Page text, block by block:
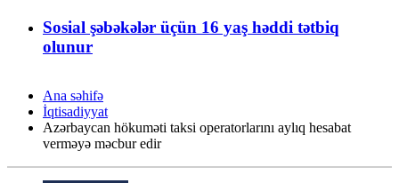
Sosial şəbəkələr üçün 16 yaş həddi tətbiq
olunur
Ana səhifə
İqtisadiyyat
Azərbaycan hökuməti taksi operatorlarını aylıq hesabat
verməyə məcbur edir